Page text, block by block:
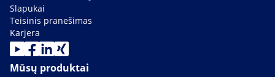
Slapukai
Teisinis pranešimas
Karjera
Mūsų produktai